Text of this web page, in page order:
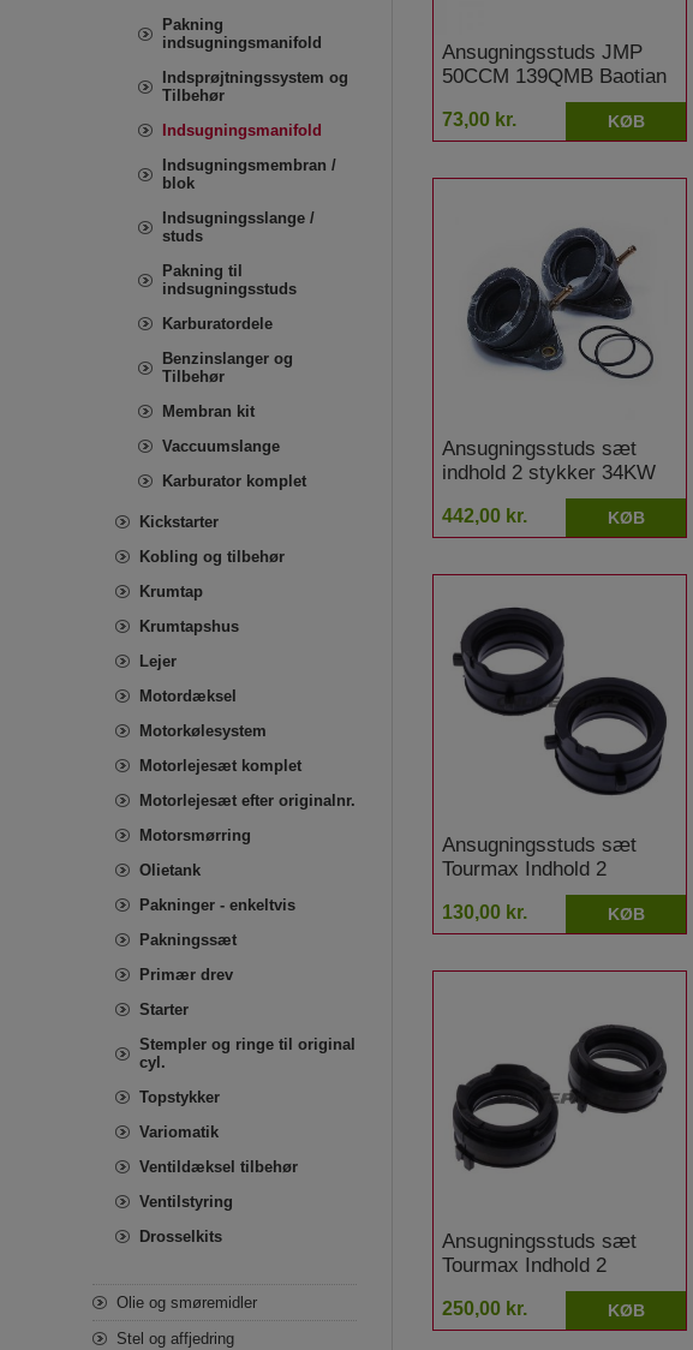
Ansugningsstuds JMP
50CCM 139QMB Baotian
BT50QT-3N 25 4T
Speedy
73,00 kr. KØB
Ansugningsstuds sæt
indhold 2 stykker 34KW
Yamaha XV 535 H Virago
Flachlenker
442,00 kr. KØB
Ansugningsstuds sæt
Tourmax Indhold 2
stykker Honda GL 1500
Goldwing
130,00 kr. KØB
Ansugningsstuds sæt
Tourmax Indhold 2
stykker Honda XL 1000 V
250,00 kr. KØB
Pakning
indsugningsmanifold
Indsprøjtningssystem og
Tilbehør
Indsugningsmanifold
Indsugningsmembran /
blok
Indsugningsslange /
studs
Pakning til
indsugningsstuds
Karburatordele
Benzinslanger og
Tilbehør
Membran kit
Vaccuumslange
Karburator komplet
Kickstarter
Kobling og tilbehør
Krumtap
Krumtapshus
Lejer
Motordæksel
Motorkølesystem
Motorlejesæt komplet
Motorlejesæt efter originalnr.
Motorsmørring
Olietank
Pakninger - enkeltvis
Pakningssæt
Primær drev
Starter
Stempler og ringe til original
cyl.
Topstykker
Variomatik
Ventildæksel tilbehør
Ventilstyring
Drosselkits
Olie og smøremidler
Stel og affjedring